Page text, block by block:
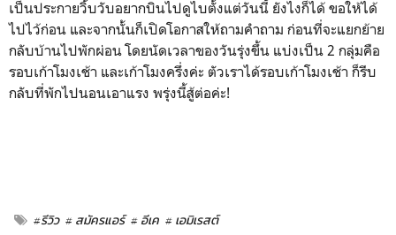
เป็นประกายวิ้บวับอยากบินไปดูไบตั้งแต่วันนี้ ยังไงก็ได้ ขอให้ได้
ไปไว้ก่อน และจากนั้นก็เปิดโอกาสให้ถามคำถาม ก่อนที่จะแยกย้าย
กลับบ้านไปพักผ่อน โดยนัดเวลาของวันรุ่งขึ้น แบ่งเป็น 2 กลุ่มคือ
รอบเก้าโมงเช้า และเก้าโมงครึ่งค่ะ ตัวเราได้รอบเก้าโมงเช้า ก็รีบ
กลับที่พักไปนอนเอาแรง พรุ่งนี้สู้ต่อค่ะ!
#รีวิว # สมัครแอร์ # อีเค # เอมิเรสต์